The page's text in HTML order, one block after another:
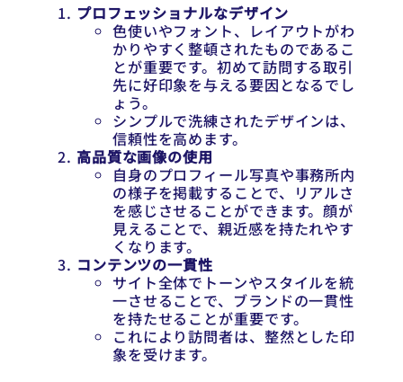
プロフェッショナルなデザイン
色使いやフォント、レイアウトがわ
かりやすく整頓されたものであるこ
とが重要です。初めて訪問する取引
先に好印象を与える要因となるでし
ょう。
シンプルで洗練されたデザインは、
信頼性を高めます。
高品質な画像の使用
自身のプロフィール写真や事務所内
の様子を掲載することで、リアルさ
を感じさせることができます。顔が
見えることで、親近感を持たれやす
くなります。
コンテンツの一貫性
サイト全体でトーンやスタイルを統
一させることで、ブランドの一貫性
を持たせることが重要です。
これにより訪問者は、整然とした印
象を受けます。